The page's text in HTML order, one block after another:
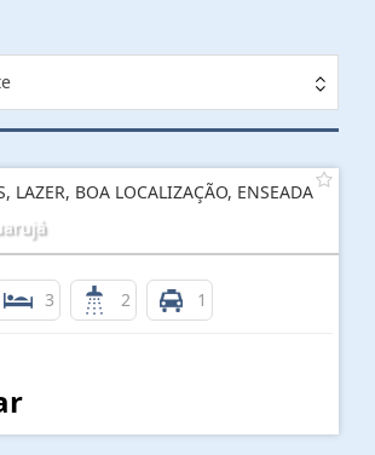
LAZER, BOA LOCALIZAÇÃO, ENSEADA
3 2 1